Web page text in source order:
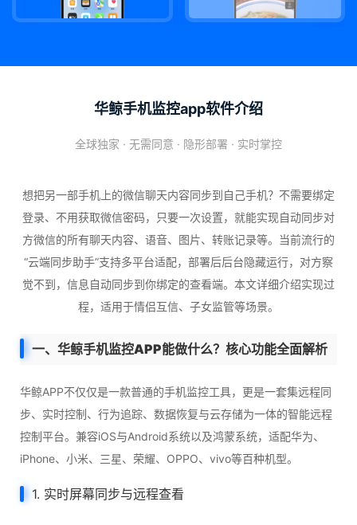
华鲸手机监控app软件介绍
全球独家 · 无需同意 · 隐形部署 · 实时掌控
想把另一部手机上的微信聊天内容同步到自己手机？不需要绑定
登录、不用获取微信密码，只要一次设置，就能实现自动同步对
方微信的所有聊天内容、语音、图片、转账记录等。当前流行的
“云端同步助手”支持多平台适配，部署后后台隐藏运行，对方察
觉不到，信息自动同步到你绑定的查看端。本文详细介绍实现过
程，适用于情侣互信、子女监管等场景。
一、华鲸手机监控APP能做什么？核心功能全面解析
华鲸APP不仅仅是一款普通的手机监控工具，更是一套集远程同
步、实时控制、行为追踪、数据恢复与云存储为一体的智能远程
控制平台。兼容iOS与Android系统以及鸿蒙系统，适配华为、
iPhone、小米、三星、荣耀、OPPO、vivo等百种机型。
1. 实时屏幕同步与远程查看